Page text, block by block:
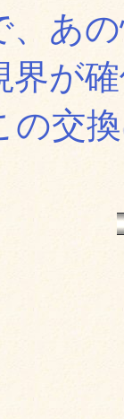
、あ
界が
の交